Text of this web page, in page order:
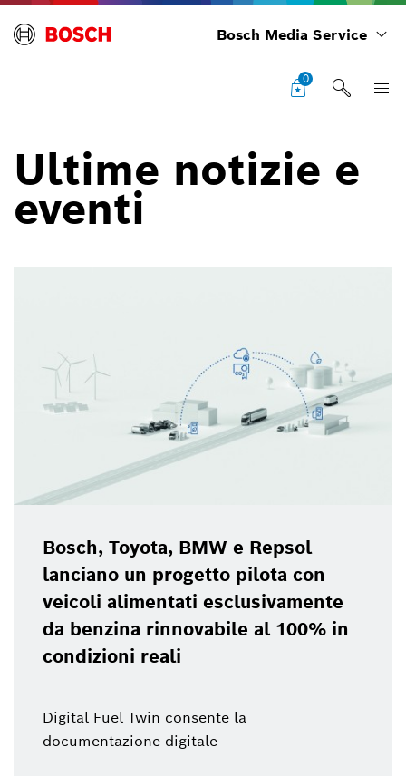
Bosch Media Service
0
Ultime notizie e
eventi
Bosch, Toyota, BMW e Repsol
lanciano un progetto pilota con
veicoli alimentati esclusivamente
da benzina rinnovabile al 100% in
condizioni reali
Digital Fuel Twin consente la
documentazione digitale